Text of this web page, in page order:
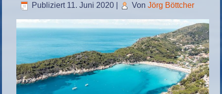
Publiziert 11. Juni 2020 Von Jörg Böttcher